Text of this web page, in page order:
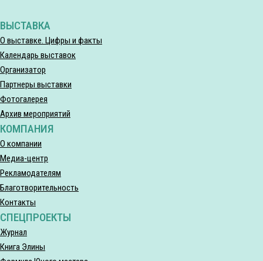
ВЫСТАВКА
О выставке. Цифры и факты
Календарь выставок
Организатор
Партнеры выставки
Фотогалерея
Архив мероприятий
КОМПАНИЯ
О компании
Медиа-центр
Рекламодателям
Благотворительность
Контакты
СПЕЦПРОЕКТЫ
Журнал
Книга Элины